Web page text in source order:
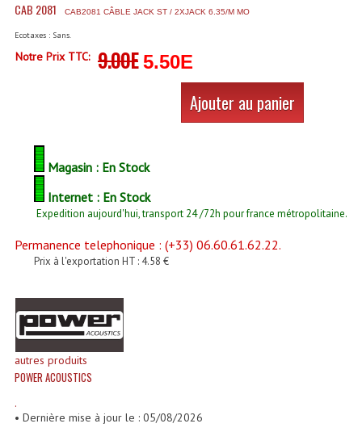
Accessoires Enceintes
Accessoires Micro, Pieds De Régie
Pieds D'enceintes
Amplificateurs
Enceintes Et Caissons Basses
CAB 2081 CAB2081 CÂBLE JACK ST / 2XJACK 6.35/M MO
Ecotaxes : Sans.
Notre Prix TTC: 9.00E 5.50E
Ajouter au panier
Magasin : En Stock
Internet : En Stock
Expedition aujourd'hui, transport 24 /72h pour france métropolitaine.
Permanence telephonique : (+33) 06.60.61.62.22.
Prix à l'exportation HT : 4.58 €
autres produits
POWER ACOUSTICS
.
• Dernière mise à jour le : 05/08/2026